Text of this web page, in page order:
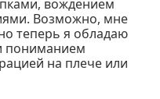
вождением
Возможно, мне
теперь я обладаю
пониманием
на плече или